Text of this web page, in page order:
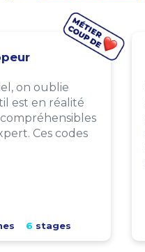
on oublie
est en réalité
Ces codes
6 stages